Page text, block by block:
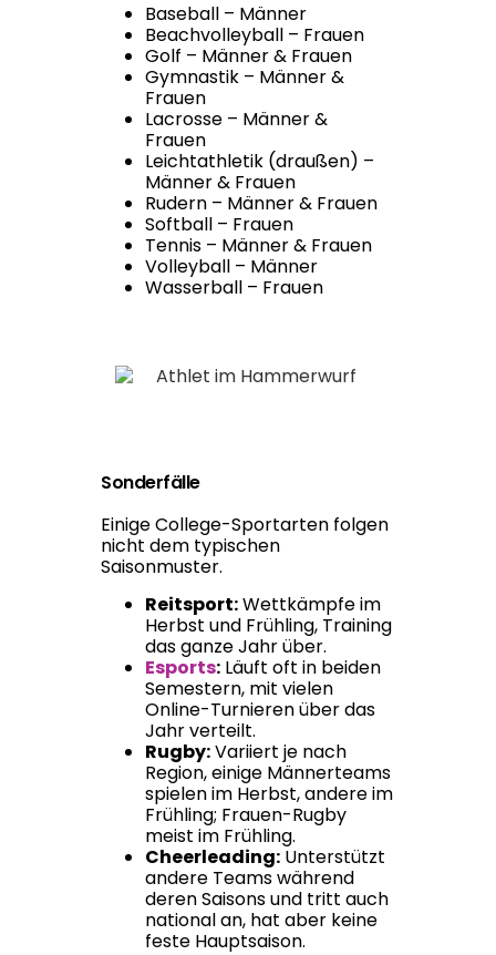
Baseball – Männer
Beachvolleyball – Frauen
Golf – Männer & Frauen
Gymnastik – Männer &
Frauen
Lacrosse – Männer &
Frauen
Leichtathletik (draußen) –
Männer & Frauen
Rudern – Männer & Frauen
Softball – Frauen
Tennis – Männer & Frauen
Volleyball – Männer
Wasserball – Frauen
Sonderfälle
Einige College-Sportarten folgen
nicht dem typischen
Saisonmuster.
Reitsport:Wettkämpfe im
Herbst und Frühling, Training
das ganze Jahr über.
Esports: Läuft oft in beiden
Semestern, mit vielen
Online-Turnieren über das
Jahr verteilt.
Rugby:Variiert je nach
Region, einige Männerteams
spielen im Herbst, andere im
Frühling; Frauen-Rugby
meist im Frühling.
Cheerleading: Unterstützt
andere Teams während
deren Saisons und tritt auch
national an, hat aber keine
feste Hauptsaison.